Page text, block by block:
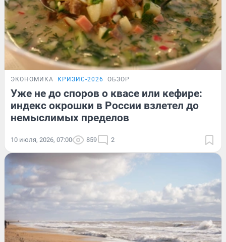
ЭКОНОМИКА КРИЗИС-2026 ОБЗОР
Уже не до споров о квасе или кефире:
индекс окрошки в России взлетел до
немыслимых пределов
10 июля, 2026, 07:00 859 2